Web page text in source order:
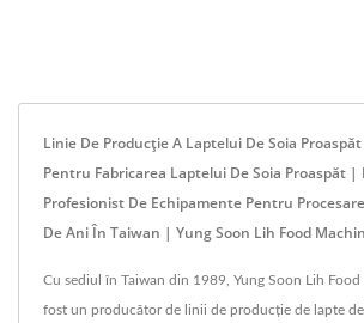
Linie De Producție A Laptelui De Soia
Pentru Fabricarea Laptelui De Soia Proaspăt |
Profesionist De Echipamente Pentru
De Ani În Taiwan | Yung Soon Lih Food
Cu sediul în Taiwan din 1989, Yung Soon Lih
fost un producător de linii de producție de lapte de